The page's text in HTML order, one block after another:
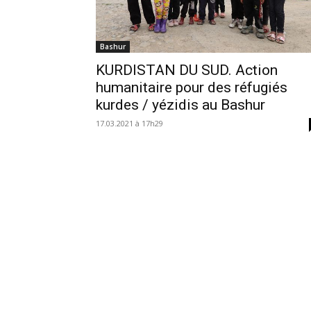
Bashur
KURDISTAN DU SUD. Action
humanitaire pour des réfugiés
kurdes / yézidis au Bashur
17.03.2021 à 17h29